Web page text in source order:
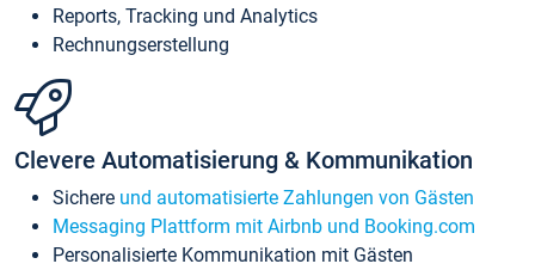
Reports, Tracking und Analytics
Rechnungserstellung
Clevere Automatisierung & Kommunikation
Sichere und automatisierte Zahlungen von Gästen
Messaging Plattform mit Airbnb und Booking.com
Personalisierte Kommunikation mit Gästen